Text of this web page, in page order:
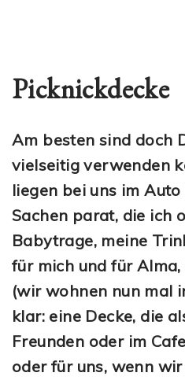
Picknickdecke
Am besten sind doch
vielseitig verwenden
liegen bei uns im
Sachen parat, die ich
Babytrage, meine
für mich und für
(wir wohnen nun mal
klar: eine Decke, die
Freunden oder im
oder für uns, wenn